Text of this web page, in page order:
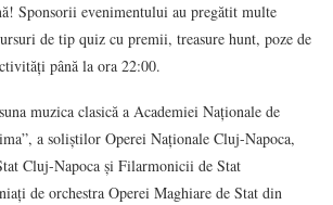
Sponsorii evenimentului au pregătit multe
de tip quiz cu premii, treasure hunt, poze de
până la ora 22:00.
muzica clasică a Academiei Naționale de
a soliștilor Operei Naționale Cluj-Napoca,
Cluj-Napoca și Filarmonicii de Stat
de orchestra Operei Maghiare de Stat din